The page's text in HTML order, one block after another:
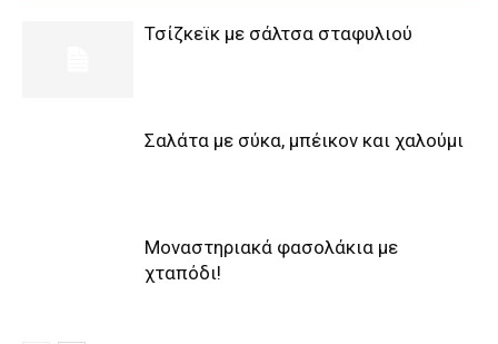
Τσίζκεϊκ με σάλτσα σταφυλιού
Σαλάτα με σύκα, μπέικον και χαλούμι
Μοναστηριακά φασολάκια με
χταπόδι!